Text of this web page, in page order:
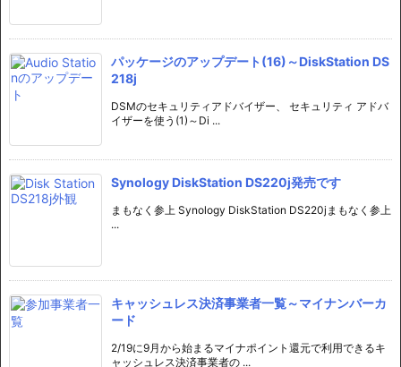
パッケージのアップデート(16)～DiskStation DS
218j
DSMのセキュリティアドバイザー、 セキュリティ アドバ
イザーを使う(1)～Di ...
Synology DiskStation DS220j発売です
まもなく参上 Synology DiskStation DS220jまもなく参上
...
キャッシュレス決済事業者一覧～マイナンバーカ
ード
2/19に9月から始まるマイナポイント還元で利用できるキ
ャッシュレス決済事業者の ...